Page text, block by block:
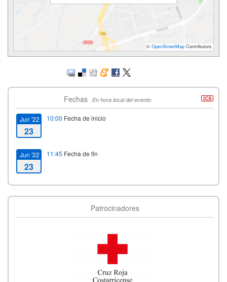
© OpenStreetMap Contributors
Fechas En hora local del evento
Jun '22
23
10:00 Fecha de inicio
Jun '22
23
11:45 Fecha de fin
Patrocinadores